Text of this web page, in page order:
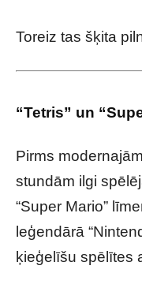
Toreiz tas šķita
“Tetris” un
Pirms
stundām ilgi
“Super Mario”
leģendārā
ķieģelīšu spēlītes